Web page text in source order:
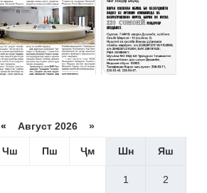
« Август 2026 »
Чш Пш Ҷм Шн Яш
1 2